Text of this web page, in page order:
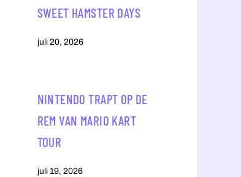
SWEET HAMSTER DAYS
juli 20, 2026
NINTENDO TRAPT OP DE
REM VAN MARIO KART
TOUR
juli 19, 2026